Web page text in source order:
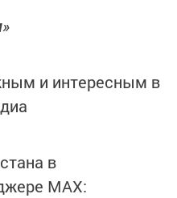
и интересным в
в
MАХ: